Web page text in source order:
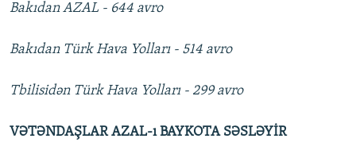
Bakıdan AZAL - 644 avro
Bakıdan Türk Hava Yolları - 514 avro
Tbilisidən Türk Hava Yolları - 299 avro
VƏTƏNDAŞLAR AZAL-ı BAYKOTA SƏSLƏYİR